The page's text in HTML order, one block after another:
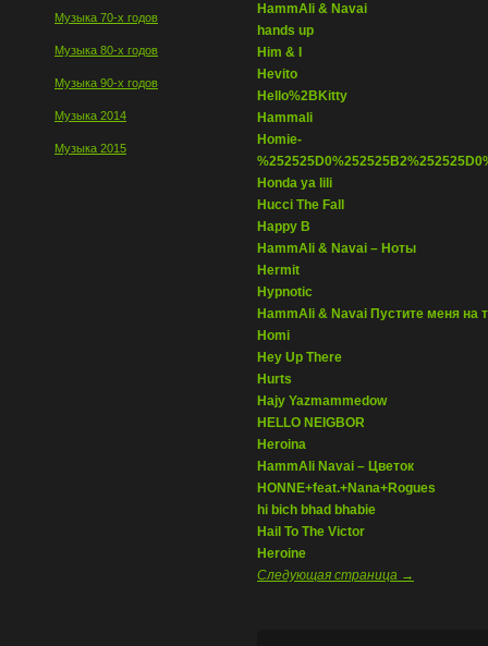
Музыка 70-х годов
Музыка 80-х годов
Музыка 90-х годов
Музыка 2014
Музыка 2015
HammAli & Navai
hands up
Him & I
Hevito
Hello%2BKitty
Hammali
Homie-
Honda ya lili
Hucci The Fall
Happy B
HammAli & Navai – Ноты
Hermit
Hypnotic
HammAli & Navai Пустите меня на
Homi
Hey Up There
Hurts
Hajy Yazmammedow
HELLO NEIGBOR
Heroina
HammAli Navai – Цветок
HONNE+feat.+Nana+Rogues
hi bich bhad bhabie
Hail To The Victor
Heroine
Следующая страница →